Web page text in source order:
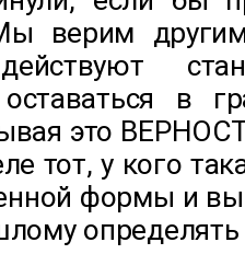
верим
в
это
тот, у кого
формы и